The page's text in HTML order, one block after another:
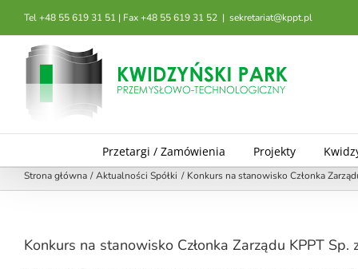
zawartości
Tel +48 55 619 31 51 | Fax +48 55 619 31 52 | sekretariat@kppt.pl
Przetargi / Zamówienia Projekty
Strona główna Aktualności Spółki Konkurs na stanowisko Członka
Konkurs na stanowisko Członka Zarządu KPPT